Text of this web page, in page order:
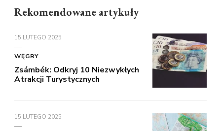
Rekomendowane artykuły
15 LUTEGO 2025
WĘGRY
Zsámbék: Odkryj 10 Niezwykłych
Atrakcji Turystycznych
15 LUTEGO 2025